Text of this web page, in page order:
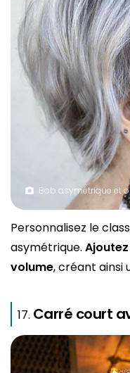
Bob asymétrique et
Personnalisez le
asymétrique.
volume, créant ainsi
Carré court